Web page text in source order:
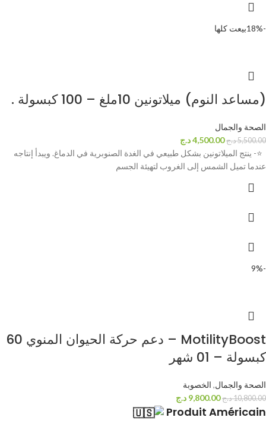
-18% بيعت كلها
(مساعد النوم) ميلاتونين 10ملغ – 100 كبسولة .
الصحة والجمال
5,500.00د.ج 4,500.00د.ج
⭐- ينتج الميلاتونين بشكل طبيعي في الغدة الصنوبرية في الدماغ. ويبدأ إنتاجه
عندما تميل الشمس إلى الغروب لتهيئة الجسم
-9%
MotilityBoost – دعم حركة الحيوان المنوي 60
كبسولة – 01 شهر
الصحة والجمال, الخصوبة
10,800.00د.ج 9,800.00 د.ج
Produit Américain